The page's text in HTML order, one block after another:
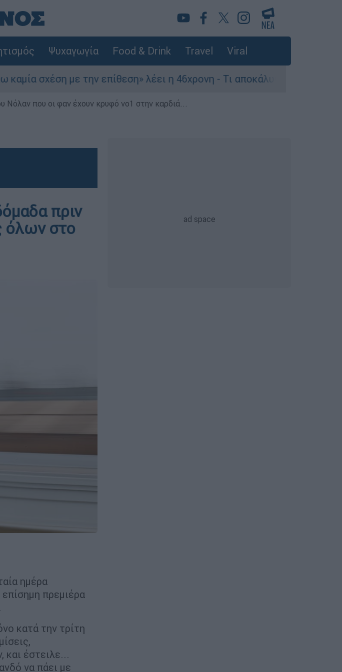
Ψυχαγωγία Food & Drink Travel Viral
με την επίθεση» λέει η 46χρονη - Τι αποκάλυψε στους αστυνομικούς
Νόλαν που οι φαν έχουν κρυφό νο1 στην καρδιά...
πριν
όλων στο
ημέρα
πρεμιέρα
κατά την τρίτη
έστειλε...
να πάει με